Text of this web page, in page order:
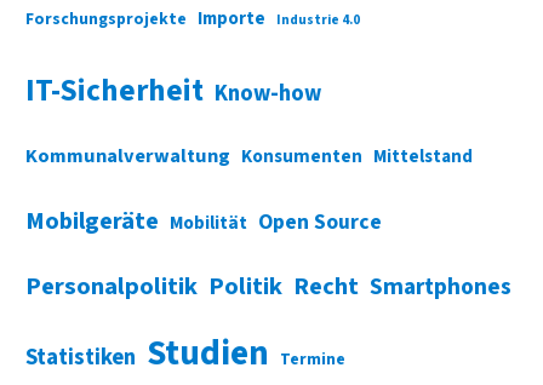
Forschungsprojekte Importe Industrie 4.0
IT-Sicherheit Know-how
Kommunalverwaltung Konsumenten Mittelstand
Mobilgeräte Mobilität Open Source
Personalpolitik Politik Recht Smartphones
Statistiken Studien Termine